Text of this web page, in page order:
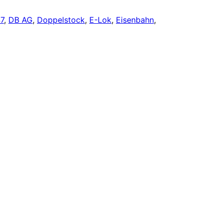
, DB AG, Doppelstock, E-Lok, Eisenbahn